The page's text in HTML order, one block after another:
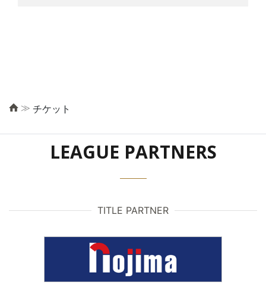
≫ チケット
LEAGUE PARTNERS
TITLE PARTNER